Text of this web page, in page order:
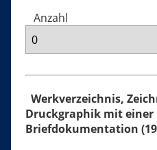
Anzahl
Werkverzeichnis,
Druckgraphik mit einer